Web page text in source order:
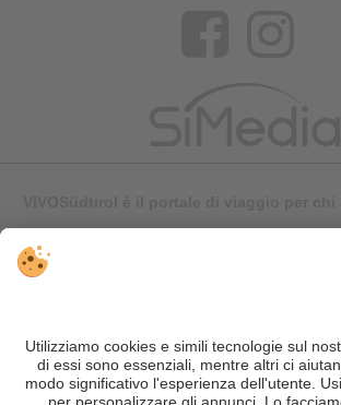
contenuti, si possono verificare errori.
correttezza e la completezza di tutte le